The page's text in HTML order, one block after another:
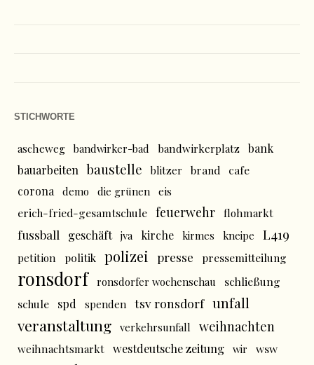
STICHWORTE
ascheweg bandwirker-bad bandwirkerplatz bank
bauarbeiten baustelle blitzer brand
cafe
corona
demo die grünen eis
erich-fried-gesamtschule feuerwehr flohmarkt
fussball geschäft jva kirche kirmes kneipe L419
petition politik polizei presse pressemitteilung
ronsdorf ronsdorfer wochenschau
schließung
schule
spd spenden tsv ronsdorf unfall
veranstaltung verkehrsunfall weihnachten
weihnachtsmarkt westdeutsche zeitung wir wsw